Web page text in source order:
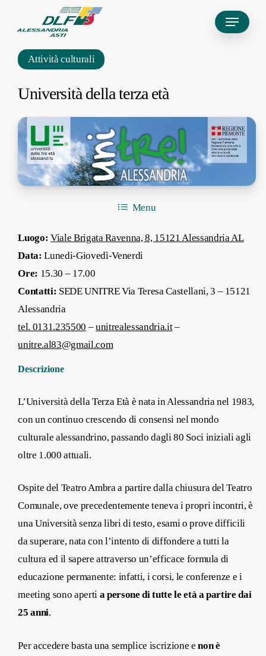
content
Menu
Attività culturali
Università della terza età
Menu
Luogo:Viale Brigata Ravenna, 8, 15121 Alessandria AL
Data:Lunedi-Giovedì-Venerdi
Ore: 15.30 – 17.00
Contatti: SEDE UNITRE Via Teresa Castellani, 3 – 15121
Alessandria
tel. 0131.235500 –unitrealessandria.it–
unitre.al83@gmail.com
Descrizione
L’Università della Terza Età è nata in Alessandria nel 1983,
con un continuo crescendo di consensi nel mondo
culturale alessandrino, passando dagli 80 Soci iniziali agli
oltre 1.000 attuali.
Ospite del Teatro Ambra a partire dalla chiusura del Teatro
Comunale, ove precedentemente teneva i propri incontri, è
una Università senza libri di testo, esami o prove difficili
da superare, nata con l’intento di diffondere a tutti la
cultura ed il sapere attraverso un’efficace formula di
educazione permanente: infatti, i corsi, le conferenze e i
meeting sono aperti a persone di tutte le età a partire dai
25 anni.
Per accedere basta una semplice iscrizione enon è